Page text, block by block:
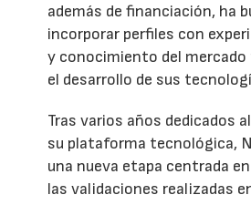
además de financiación, ha
incorporar perfiles con
y conocimiento del mercado
el desarrollo de sus
Tras varios años dedicados
su plataforma tecnológica,
una nueva etapa centrada
las validaciones realizadas